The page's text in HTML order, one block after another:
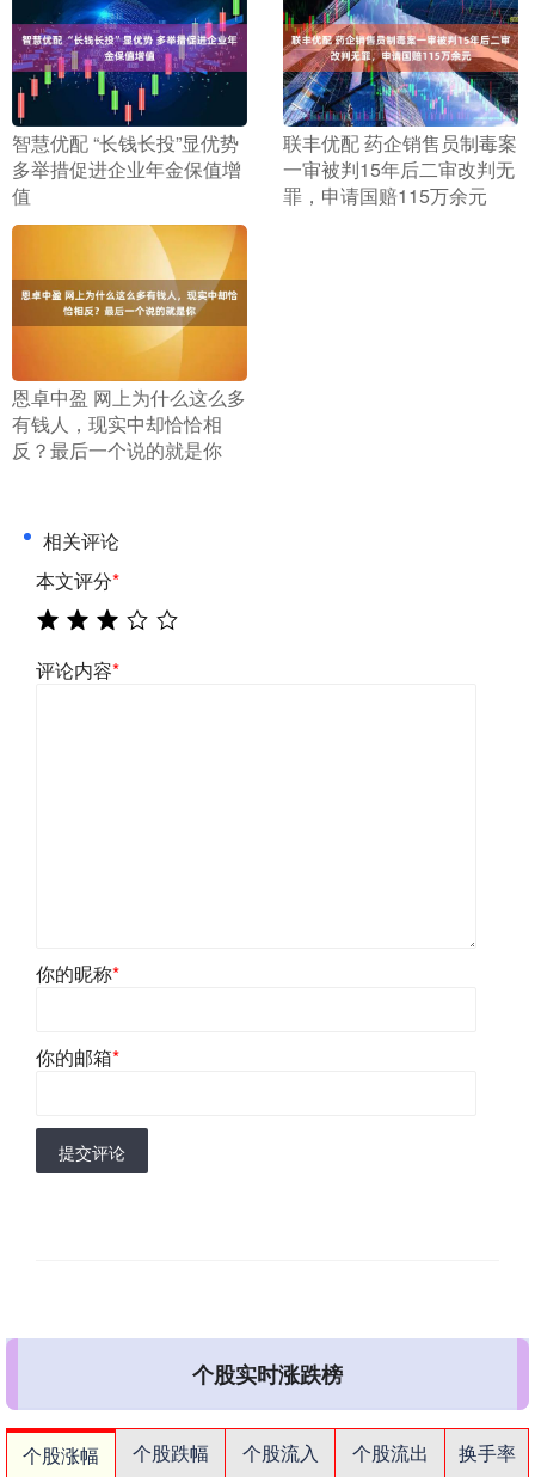
​智慧优配 “长钱长投”显优势
多举措促进企业年金保值增
值
​联丰优配 药企销售员制毒案
一审被判15年后二审改判无
罪，申请国赔115万余元
​恩卓中盈 网上为什么这么多
有钱人，现实中却恰恰相
反？最后一个说的就是你
相关评论
本文评分*
评论内容*
你的昵称*
你的邮箱*
提交评论
个股实时涨跌榜
个股涨幅 个股跌幅 个股流入 个股流出
换手率